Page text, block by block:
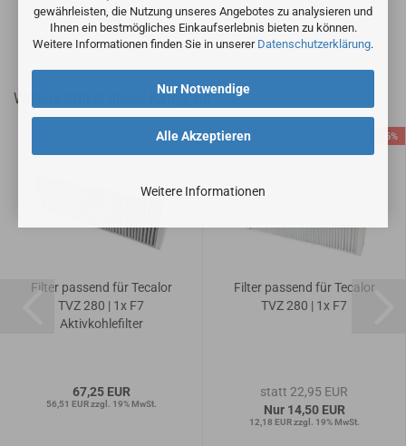
gewährleisten, die Nutzung unseres Angebotes zu analysieren und
Ihnen ein bestmögliches Einkaufserlebnis bieten zu können.
Weitere Informationen finden Sie in unserer Datenschutzerklärung.
Alle Akzeptieren
Nur Notwendige
Weitere Informationen
Weitere Artikel dieser Kategorie
Filter passend für Tecalor
TVZ 280 | 1x F7
Aktivkohlefilter
67,25 EUR
56,51 EUR zzgl. 19% MwSt.
-36%
Filter passend für Tecalor
TVZ 280 | 1x F7
statt 22,95 EUR
Nur 14,50 EUR
12,18 EUR zzgl. 19% MwSt.